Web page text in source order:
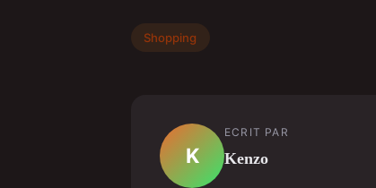
Shopping
K
ECRIT PAR
Kenzo